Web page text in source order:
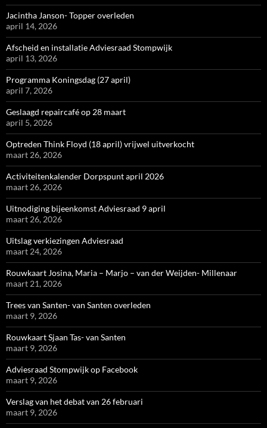
Jacintha Janson- Topper overleden
april 14, 2026
Afscheid en installatie Adviesraad Stompwijk
april 13, 2026
Programma Koningsdag (27 april)
april 7, 2026
Geslaagd repaircafé op 28 maart
april 5, 2026
Optreden Think Floyd (18 april) vrijwel uitverkocht
maart 26, 2026
Activiteitenkalender Dorpspunt april 2026
maart 26, 2026
Uitnodiging bijeenkomst Adviesraad 9 april
maart 26, 2026
Uitslag verkiezingen Adviesraad
maart 24, 2026
Rouwkaart Josina, Maria – Marjo – van der Weijden- Millenaar
maart 21, 2026
Trees van Santen- van Santen overleden
maart 9, 2026
Rouwkaart Sjaan Tas- van Santen
maart 9, 2026
Adviesraad Stompwijk op Facebook
maart 9, 2026
Verslag van het debat van 26 februari
maart 9, 2026